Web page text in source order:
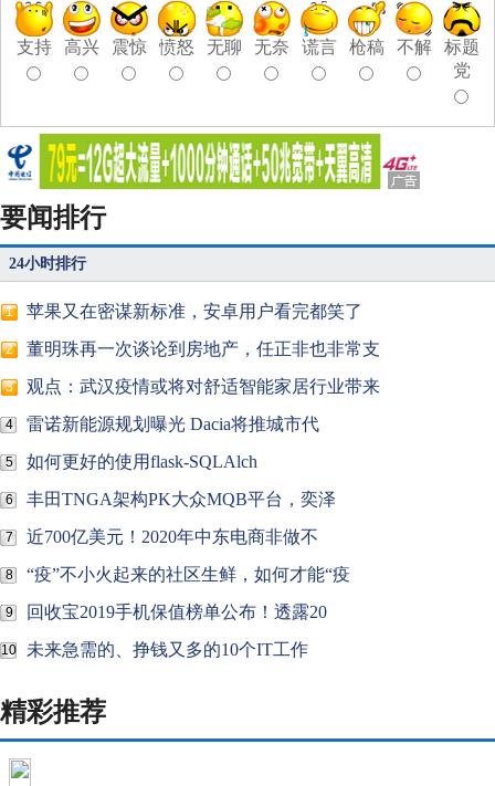
支持 高兴 震惊 愤怒 无聊 无奈 谎言 枪稿 不解
标题
党
要闻排行
24小时排行
1 苹果又在密谋新标准，安卓用户看完都笑了
2 董明珠再一次谈论到房地产，任正非也非常支
3 观点：武汉疫情或将对舒适智能家居行业带来
4 雷诺新能源规划曝光 Dacia将推城市代
5 如何更好的使用flask-SQLAlch
6 丰田TNGA架构PK大众MQB平台，奕泽
7 近700亿美元！2020年中东电商非做不
8 “疫”不小火起来的社区生鲜，如何才能“疫
9 回收宝2019手机保值榜单公布！透露20
10 未来急需的、挣钱又多的10个IT工作
精彩推荐